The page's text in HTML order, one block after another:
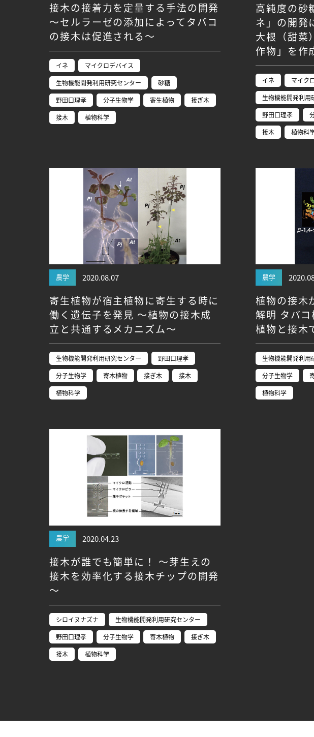
接木の接着力を定量する手法の開発
～セルラーゼの添加によってタバコ
の接木は促進される～
イネ
マイクロデバイス
生物機能開発利用研究センター
砂糖
野田口理孝
分子生物学 寄生植物
接ぎ木
接木
植物科学
⾼純度の砂
ネ」の開発
大根（甜菜
作物」を作
イネ
マイク
生物機能開発利用
野田口理孝
接木
植物科
農学 2020.08.07
寄生植物が宿主植物に寄生する時に
働く遺伝子を発見 ～植物の接木成
立と共通するメカニズム～
生物機能開発利用研究センター
野田口理孝
分子生物学
寄木植物 接ぎ木
接木
植物科学
農学
植物の接木
解明 タバ
植物と接木
生物機能開発利用
分子生物学
植物科学
農学 2020.04.23
接木が誰でも簡単に！ ～芽生えの
接木を効率化する接木チップの開発
～
シロイヌナズナ
生物機能開発利用研究センター
野田口理孝
分子生物学 寄木植物
接ぎ木
接木
植物科学